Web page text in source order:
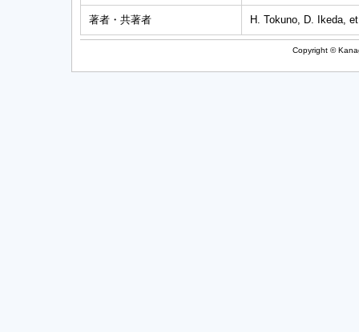
著者・共著者 H. Tokuno, D. Ikeda,
Copyright ©